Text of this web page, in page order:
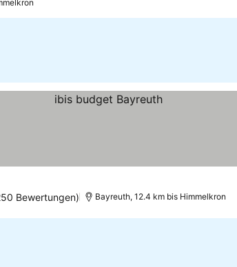
Bewertungen) Bayreuth, 12.4 km bis Himmelkron